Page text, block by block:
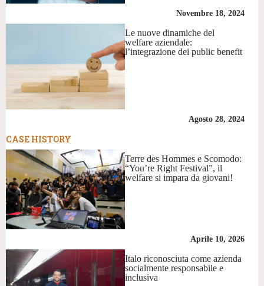
Novembre 18, 2024
Le nuove dinamiche del
welfare aziendale:
l’integrazione dei public benefit
Agosto 28, 2024
CASE HISTORY
Terre des Hommes e Scomodo:
“You’re Right Festival”, il
welfare si impara da giovani!
Aprile 10, 2026
Italo riconosciuta come azienda
socialmente responsabile e
inclusiva